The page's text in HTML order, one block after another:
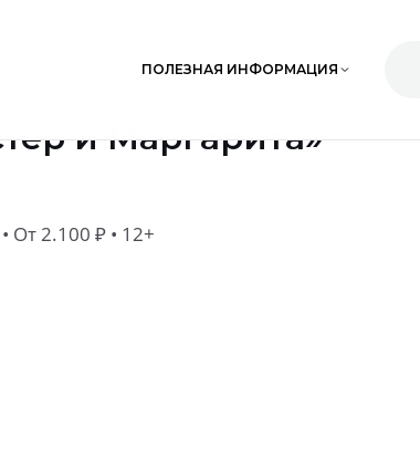
ПОЛЕЗНАЯ ИНФОРМАЦИЯ
и Маргарита»
• От 2.100 ₽ • 12+